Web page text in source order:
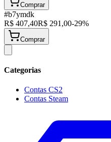
Comprar
#b7ymdk
R$ 407,40R$ 291,00-29%
Comprar
Categorias
Contas CS2
Contas Steam